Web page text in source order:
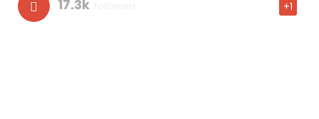
17.3k +1